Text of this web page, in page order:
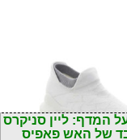
המדף: ליין סניקרס
של האש פאפיס